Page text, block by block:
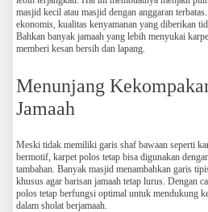
masjid kecil atau masjid dengan anggaran
ekonomis, kualitas kenyamanan yang diberikan
Bahkan banyak jamaah yang lebih menyukai
memberi kesan bersih dan lapang.
Menunjang
Jamaah
Meski tidak memiliki garis shaf bawaan seperti
bermotif, karpet polos tetap bisa digunakan
tambahan. Banyak masjid menambahkan garis
khusus agar barisan jamaah tetap lurus. Dengan
polos tetap berfungsi optimal untuk mendukung
dalam sholat berjamaah.